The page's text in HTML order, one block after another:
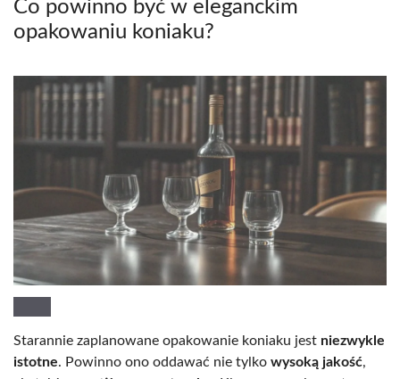
Co powinno być w eleganckim
opakowaniu koniaku?
Starannie zaplanowane opakowanie koniaku jest niezwykle
istotne. Powinno ono oddawać nie tylko wysoką jakość,